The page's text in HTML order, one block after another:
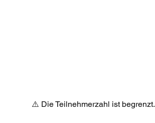
⚠️ Die Teilnehmerzahl ist begrenzt.